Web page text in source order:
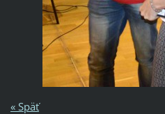
« Späť